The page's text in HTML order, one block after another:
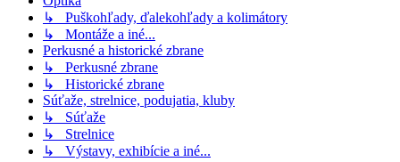
↳ Puškohľady, ďalekohľady a kolimátory
↳ Montáže a iné...
Perkusné a historické zbrane
↳ Perkusné zbrane
↳ Historické zbrane
Súťaže, strelnice, podujatia, kluby
↳ Súťaže
↳ Strelnice
↳ Výstavy, exhibície a iné...